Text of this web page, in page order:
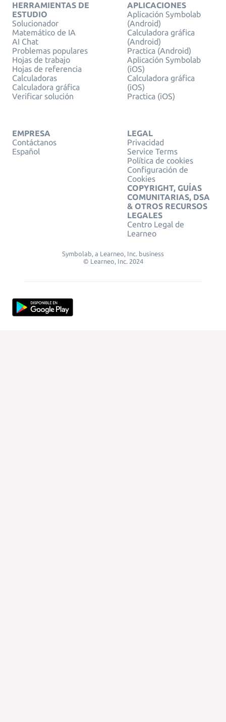
HERRAMIENTAS DE
ESTUDIO
Solucionador
Matemático de IA
AI Chat
Problemas populares
Hojas de trabajo
Hojas de referencia
Calculadoras
Calculadora gráfica
Verificar solución
APLICACIONES
Aplicación Symbolab
(Android)
Calculadora gráfica
(Android)
Practica (Android)
Aplicación Symbolab
(iOS)
Calculadora gráfica
(iOS)
Practica (iOS)
EMPRESA
Contáctanos
Español
LEGAL
Privacidad
Service Terms
Política de cookies
Configuración de
Cookies
COPYRIGHT, GUÍAS
COMUNITARIAS, DSA
& OTROS RECURSOS
LEGALES
Centro Legal de
Learneo
Symbolab, a Learneo, Inc. business
© Learneo, Inc. 2024